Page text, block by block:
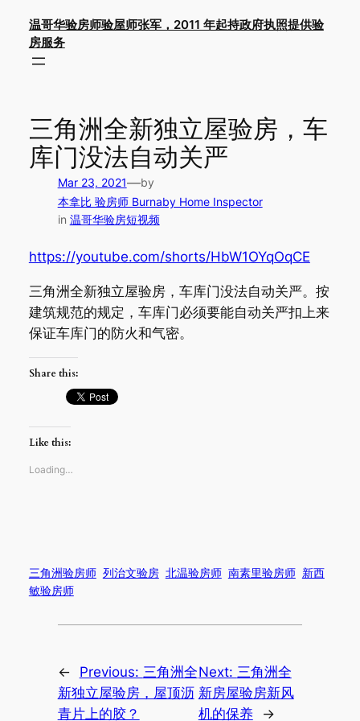
content
温哥华验房师验屋师张军，2011 年起持政府执照提供验
房服务
三角洲全新独立屋验房，车
库门没法自动关严
Mar 23, 2021—by
本拿比 验房师 Burnaby Home Inspector
in 温哥华验房短视频
https://youtube.com/shorts/HbW1OYqOqCE
三角洲全新独立屋验房，车库门没法自动关严。按
建筑规范的规定，车库门必须要能自动关严扣上来
保证车库门的防火和气密。
Share this:
Like this:
Loading…
三角洲验房师 列治文验房 北温验房师 南素里验房师 新西
敏验房师
← Previous: 三角洲全
新独立屋验房，屋顶沥
青片上的胶？
Next: 三角洲全
新房屋验房新风
机的保养
→